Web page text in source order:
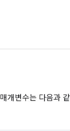
매개변수는 다음과